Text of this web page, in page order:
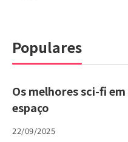
Populares
Os melhores sci-fi
espaço
22/09/2025